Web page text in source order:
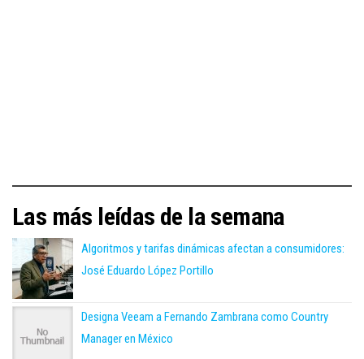
Las más leídas de la semana
Algoritmos y tarifas dinámicas afectan a consumidores:
José Eduardo López Portillo
Designa Veeam a Fernando Zambrana como Country
Manager en México